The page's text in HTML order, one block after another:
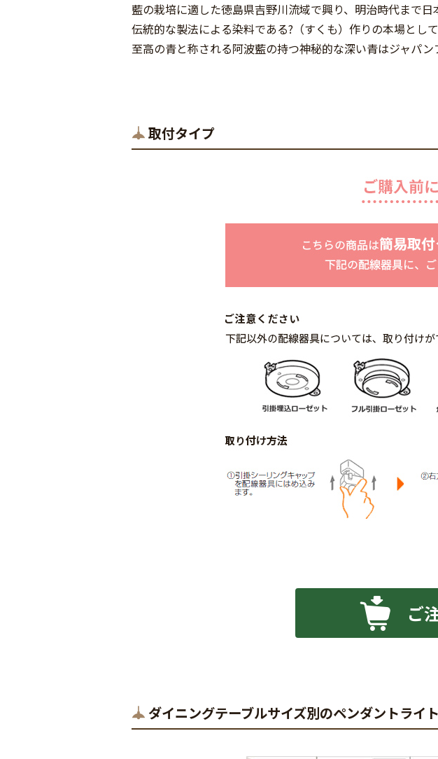
藍の栽培に適した徳島県吉野川流域で興り、明治時代まで日
伝統的な製法による染料である?（すくも）作りの本場とし
至高の青と称される阿波藍の持つ神秘的な深い青はジャパン
取付タイプ
ご
ダイニングテーブルサイズ別のペンダントライ